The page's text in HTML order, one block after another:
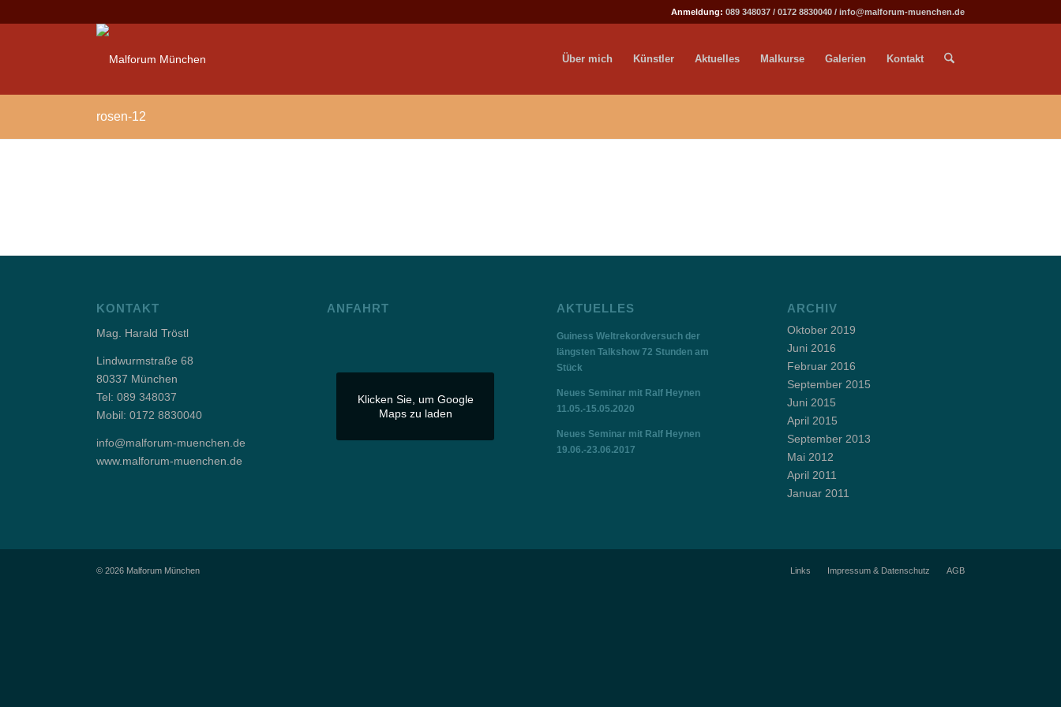
Anmeldung: 089 348037 / 0172 8830040 / info@malforum-muenchen.de
Über mich Künstler Aktuelles Malkurse Galerien Kontakt
rosen-12
KONTAKT
Mag. Harald Tröstl
Lindwurmstraße 68
80337 München
Tel: 089 348037
Mobil: 0172 8830040
info@malforum-muenchen.de
www.malforum-muenchen.de
ANFAHRT
Klicken Sie, um Google
Maps zu laden
AKTUELLES
Guiness Weltrekordversuch der
längsten Talkshow 72 Stunden am
Stück
Neues Seminar mit Ralf Heynen
11.05.-15.05.2020
Neues Seminar mit Ralf Heynen
19.06.-23.06.2017
ARCHIV
Oktober 2019
Juni 2016
Februar 2016
September 2015
Juni 2015
April 2015
September 2013
Mai 2012
April 2011
Januar 2011
© 2026 Malforum München Links Impressum & Datenschutz AGB